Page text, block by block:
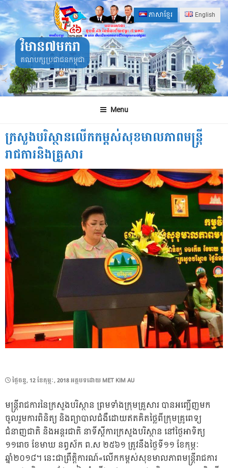
Skip
to
content
ភាសាខ្មែរ English
វិមាន៧មករា
គណបក្សប្រជាជនកម្ពុជា
Menu
ក្រសួងបរិស្ថានលើកកម្ពស់សុខមាលភាពមន្រ្តី
រាជការនិងគ្រួសារ
POSTED
ថ្ងៃ​ចន្ទ, 12 ខែ​កុម្ភៈ, 2018អត្ថបទដោយ MET KIM AU
មន្រ្តីរាជការនៃក្រសួងបរិស្ថាន ព្រមទាំងក្រុមគ្រួសារ បានអញ្ជើញមក
ចូលរួមការពិនិត្យ និងព្យាបាលជំងឺដោយឥតគិតថ្លៃពីក្រុមគ្រូពេទ្យ
ជំនាញជាតិ និងអន្តរជាតិ នាទីស្តីការក្រសួងបរិស្ថាន នៅថ្ងៃអាទិត្យ
១១រោច ខែមាឃ នព្វស័ក ព.ស ២៥៦១ ត្រូវនឹងថ្ងៃទី១១ ខែកុម្ភៈ
ឆ្នាំ២០១៨។ នេះជាព្រឹត្តិការណ៍«លើកកម្ពស់សុខមាលភាពមន្រ្តីរាជការ